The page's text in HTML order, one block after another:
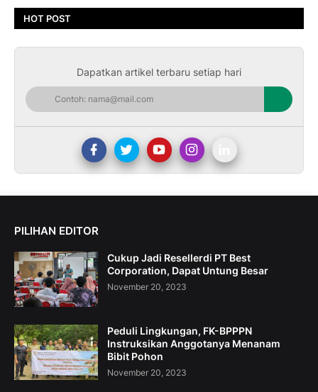
HOT POST
Dapatkan artikel terbaru setiap hari
PILIHAN EDITOR
Cukup Jadi Resellerdi PT Best
Corporation, Dapat Untung Besar
November 20, 2023
Peduli Lingkungan, FK-BPPPN
Instruksikan Anggotanya Menanam
Bibit Pohon
November 20, 2023